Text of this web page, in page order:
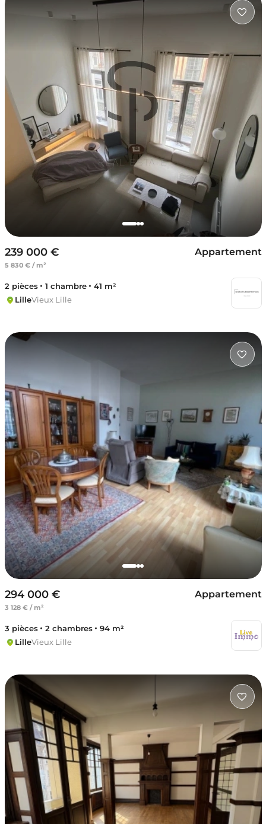
239 000 €
5 830 € / m²
Appartement
2 pièces 1 chambre
41 m²
LilleVieux Lille
294 000 €
3 128 € / m²
Appartement
3 pièces 2 chambres
94 m²
LilleVieux Lille